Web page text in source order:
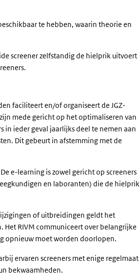
te hebben, waarin theorie en
screener zelfstandig de hielprik uitvoert
faciliteert en/of organiseert de JGZ-
mede gericht op het optimaliseren van
in ieder geval jaarlijks deel te nemen aan
Dit gebeurt in afstemming met de
e-learning is zowel gericht op screeners
en laboranten) die de hielprik
of uitbreidingen geldt het
Het RIVM communiceert over belangrijke
opnieuw moet worden doorlopen.
ervaren screeners met enige regelmaat
bekwaamheden.